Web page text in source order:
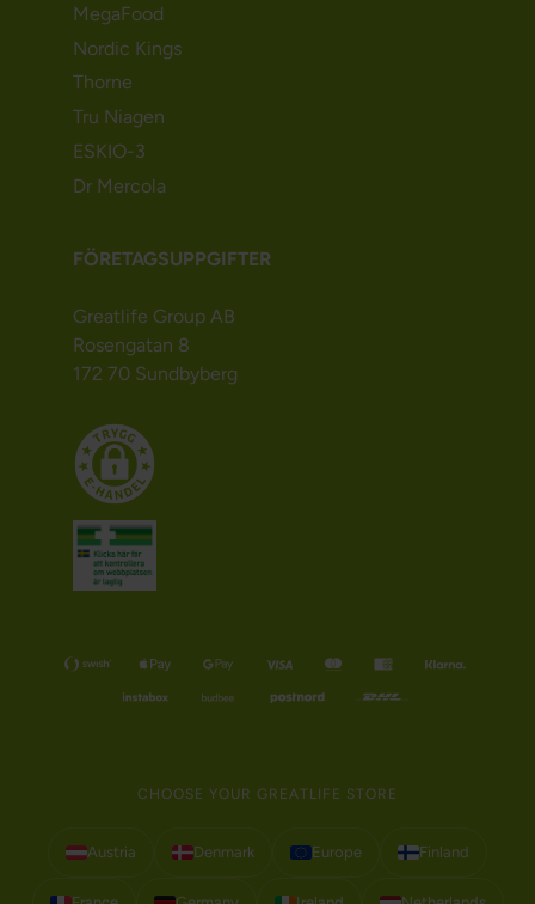
MegaFood
Nordic Kings
Thorne
Tru Niagen
ESKIO-3
Dr Mercola
FÖRETAGSUPPGIFTER
Greatlife Group AB
Rosengatan 8
172 70 Sundbyberg
CHOOSE YOUR GREATLIFE STORE
Austria Denmark Europe Finland